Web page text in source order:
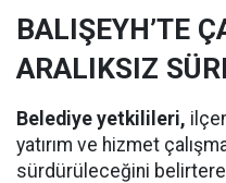
BALIŞEYH’TE
ARALIKSIZ
Belediye yetkilileri,
yatırım ve hizmet
sürdürüleceğini